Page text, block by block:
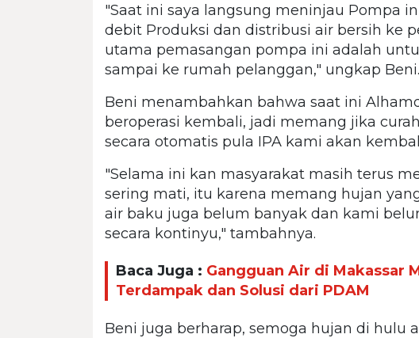
"Saat ini saya langsung meninjau Pompa
debit Produksi dan distribusi air bersih ke
utama pemasangan pompa ini adalah
sampai ke rumah pelanggan," ungkap Beni.
Beni menambahkan bahwa saat ini
beroperasi kembali, jadi memang jika
secara otomatis pula IPA kami akan
"Selama ini kan masyarakat masih terus
sering mati, itu karena memang hujan
air baku juga belum banyak dan kami
secara kontinyu," tambahnya.
Baca Juga : Gangguan Air di Makassar
Terdampak dan Solusi dari PDAM
Beni juga berharap, semoga hujan di hulu